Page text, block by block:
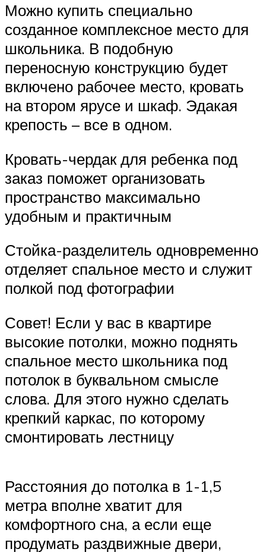
Можно купить специально
созданное комплексное место для
школьника. В подобную
переносную конструкцию будет
включено рабочее место, кровать
на втором ярусе и шкаф. Эдакая
крепость – все в одном.
Кровать-чердак для ребенка под
заказ поможет организовать
пространство максимально
удобным и практичным
Стойка-разделитель одновременно
отделяет спальное место и служит
полкой под фотографии
Совет! Если у вас в квартире
высокие потолки, можно поднять
спальное место школьника под
потолок в буквальном смысле
слова. Для этого нужно сделать
крепкий каркас, по которому
смонтировать лестницу
Расстояния до потолка в 1-1,5
метра вполне хватит для
комфортного сна, а если еще
продумать раздвижные двери,